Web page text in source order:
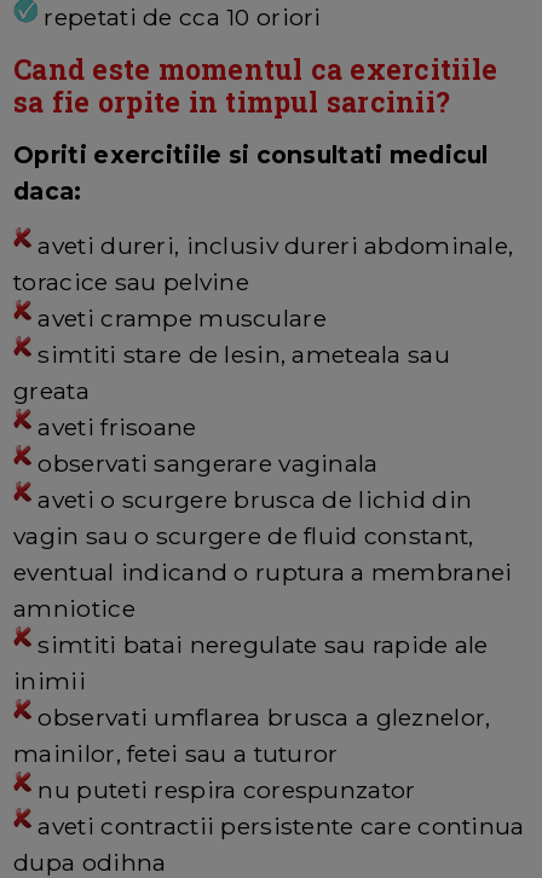
repetati de cca 10 oriori
Cand este momentul ca exercitiile
sa fie orpite in timpul sarcinii?
Opriti exercitiile si consultati medicul
daca:
aveti dureri, inclusiv dureri abdominale,
toracice sau pelvine
aveti crampe musculare
simtiti stare de lesin, ameteala sau
greata
aveti frisoane
observati sangerare vaginala
aveti o scurgere brusca de lichid din
vagin sau o scurgere de fluid constant,
eventual indicand o ruptura a membranei
amniotice
simtiti batai neregulate sau rapide ale
inimii
observati umflarea brusca a gleznelor,
mainilor, fetei sau a tuturor
nu puteti respira corespunzator
aveti contractii persistente care continua
dupa odihna